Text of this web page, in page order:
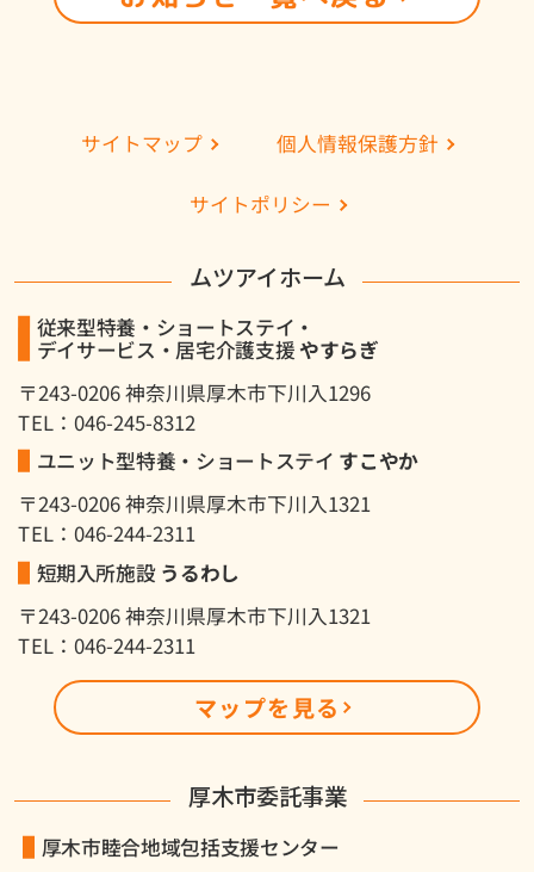
サイトマップ 個人情報保護方針
サイトポリシー
ムツアイホーム
従来型特養・ショートステイ・
デイサービス・居宅介護支援やすらぎ
〒243-0206 神奈川県厚木市下川入1296
TEL：046-245-8312
ユニット型特養・ショートステイ すこやか
〒243-0206 神奈川県厚木市下川入1321
TEL：046-244-2311
短期入所施設 うるわし
〒243-0206 神奈川県厚木市下川入1321
TEL：046-244-2311
マップを見る
厚木市委託事業
厚木市睦合地域包括支援センター